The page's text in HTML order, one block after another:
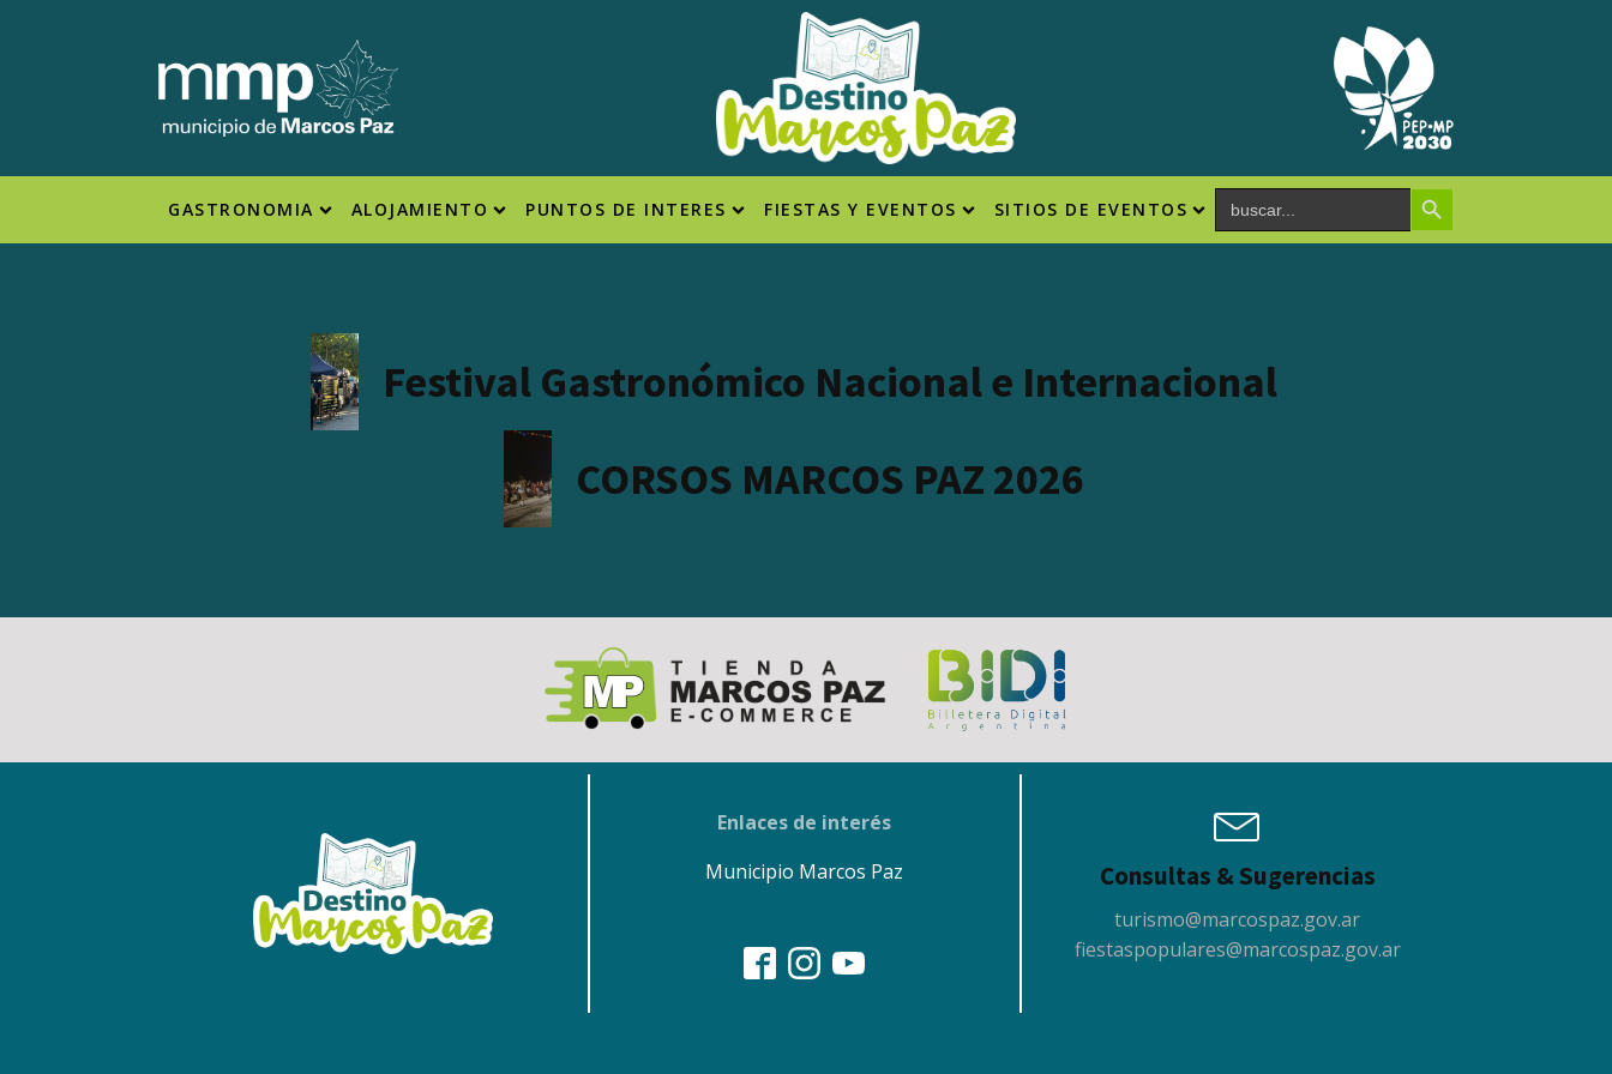
GASTRONOMIA ALOJAMIENTO PUNTOS DE INTERES FIESTAS Y EVENTOS SITIOS DE EVENTOS Search
for:
Search Button
Festival Gastronómico Nacional e Internacional
CORSOS MARCOS PAZ 2026
Enlaces de interés
Municipio Marcos Paz
Consultas & Sugerencias
turismo@marcospaz.gov.ar
fiestaspopulares@marcospaz.gov.ar